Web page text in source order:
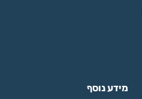
מידע נוסף